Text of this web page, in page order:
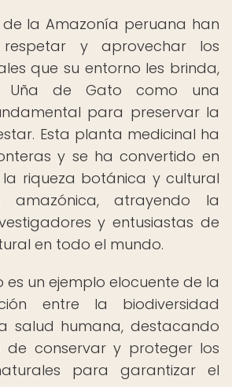
la Amazonía peruana han
y aprovechar los
que su entorno les brinda,
Uña de Gato como una
para preservar la
Esta planta medicinal ha
y se ha convertido en
riqueza botánica y cultural
atrayendo la
y entusiastas de
en todo el mundo.
es un ejemplo elocuente de la
entre la biodiversidad
salud humana, destacando
de conservar y proteger los
para garantizar el